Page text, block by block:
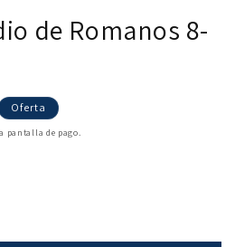
de Romanos 8-
Oferta
pantalla de pago.